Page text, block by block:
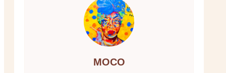
MOCO